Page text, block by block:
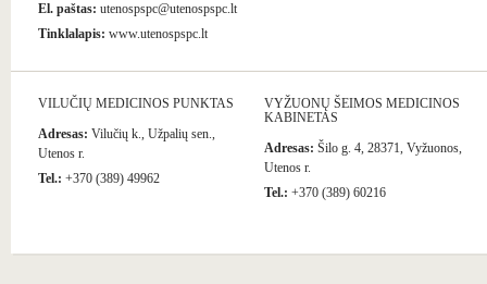
El. paštas: utenospspc@utenospspc.lt
Tinklalapis: www.utenospspc.lt
VILUČIŲ MEDICINOS PUNKTAS
Adresas: Vilučių k., Užpalių sen.,
Utenos r.
Tel.: +370 (389) 49962
VYŽUONŲ ŠEIMOS MEDICINOS
KABINETAS
Adresas: Šilo g. 4, 28371, Vyžuonos,
Utenos r.
Tel.: +370 (389) 60216